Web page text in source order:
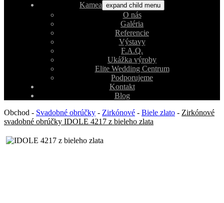
Kamea expand child menu
O nás
Galéria
Referencie
Výstavy
F.A.Q.
Ukážka výroby
Elite Wedding Centrum
Podporujeme
Kontakt
Blog
Obchod - Svadobné obrúčky - Zirkónové - Biele zlato - Zirkónové
svadobné obrúčky IDOLE 4217 z bieleho zlata